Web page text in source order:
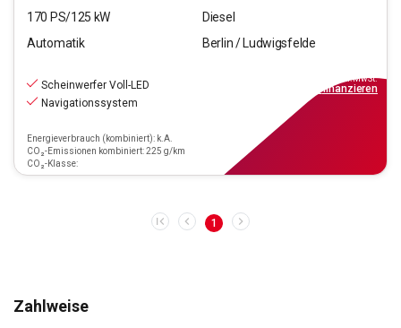
170 PS/125 kW
Diesel
Automatik
Berlin / Ludwigsfelde
Scheinwerfer Voll-LED
Navigationssystem
Energieverbrauch (kombiniert): k.A.
CO₂-Emissionen kombiniert: 225 g/km
CO₂-Klasse:
inkl.MwSt.
finanzieren
1
Zahlweise